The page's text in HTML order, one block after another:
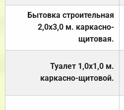
Бытовка строительная
2,0х3,0 м. каркасно-
щитовая.
Туалет 1,0х1,0 м.
каркасно-щитовой.